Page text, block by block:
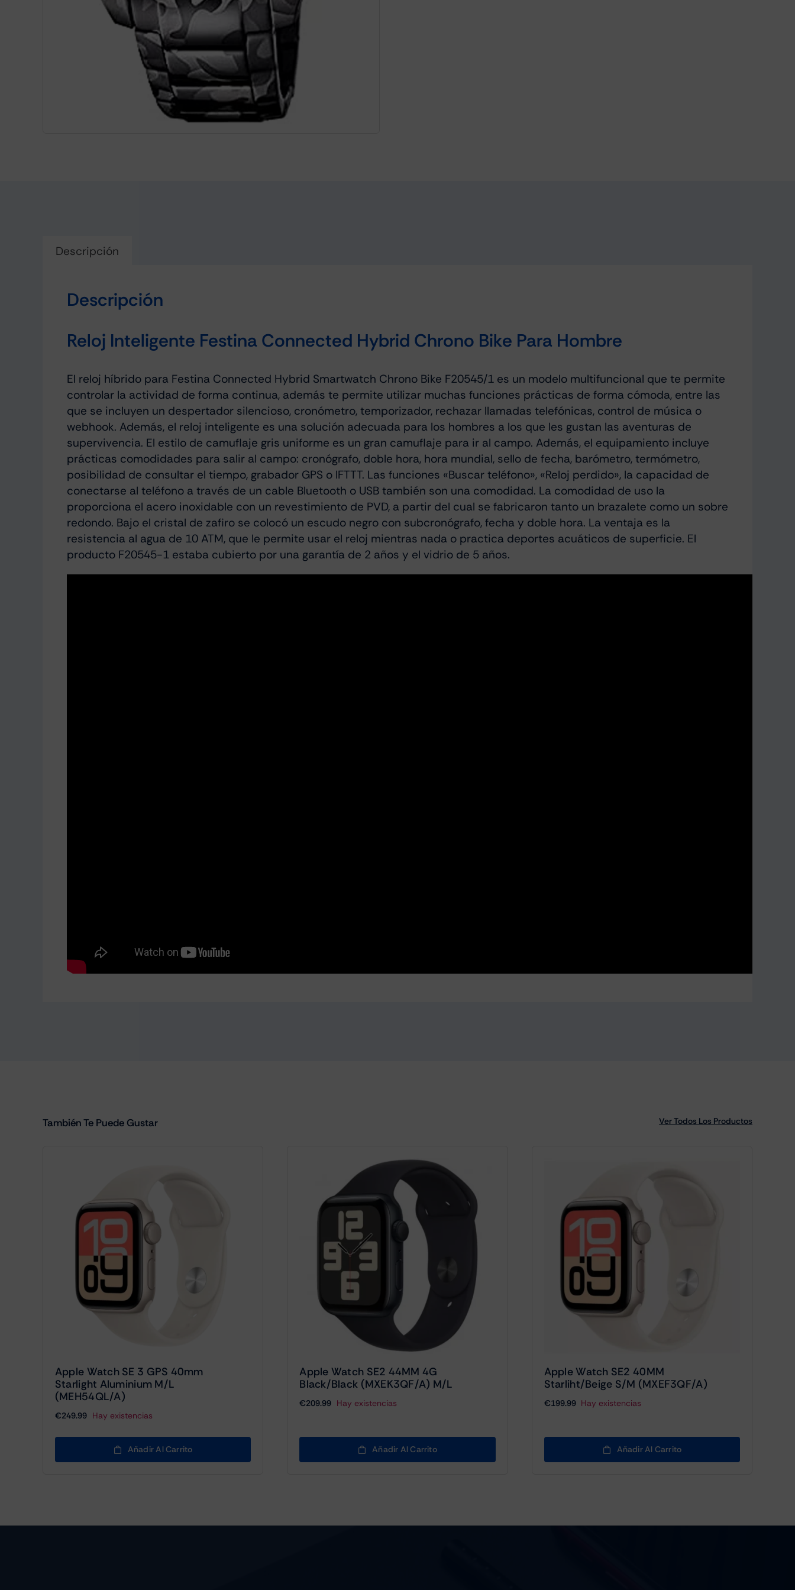
Descripción
Descripción
Reloj Inteligente Festina Connected Hybrid Chrono Bike Para Hombre
El reloj híbrido para Festina Connected Hybrid Smartwatch Chrono Bike F20545/1 es un modelo multifuncional que te permite
controlar la actividad de forma continua, además te permite utilizar muchas funciones prácticas de forma cómoda, entre las
que se incluyen un despertador silencioso, cronómetro, temporizador, rechazar llamadas telefónicas, control de música o
webhook. Además, el reloj inteligente es una solución adecuada para los hombres a los que les gustan las aventuras de
supervivencia. El estilo de camuflaje gris uniforme es un gran camuflaje para ir al campo. Además, el equipamiento incluye
prácticas comodidades para salir al campo: cronógrafo, doble hora, hora mundial, sello de fecha, barómetro, termómetro,
posibilidad de consultar el tiempo, grabador GPS o IFTTT. Las funciones «Buscar teléfono», «Reloj perdido», la capacidad de
conectarse al teléfono a través de un cable Bluetooth o USB también son una comodidad. La comodidad de uso la
proporciona el acero inoxidable con un revestimiento de PVD, a partir del cual se fabricaron tanto un brazalete como un sobre
redondo. Bajo el cristal de zafiro se colocó un escudo negro con subcronógrafo, fecha y doble hora. La ventaja es la
resistencia al agua de 10 ATM, que le permite usar el reloj mientras nada o practica deportes acuáticos de superficie. El
producto F20545-1 estaba cubierto por una garantía de 2 años y el vidrio de 5 años.
También Te Puede Gustar Ver Todos Los Productos
Apple Watch SE 3 GPS 40mm
Starlight Aluminium M/L
(MEH54QL/A)
€249.99 Hay existencias
Añadir Al Carrito
Apple Watch SE2 44MM 4G
Black/Black (MXEK3QF/A) M/L
€209.99 Hay existencias
Añadir Al Carrito
Apple Watch SE2 40MM
Starliht/beige S/M (MXEF3QF/A)
€199.99 Hay existencias
Añadir Al Carrito